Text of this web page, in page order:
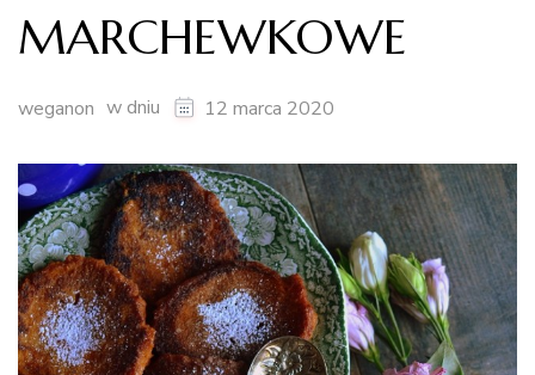
MARCHEWKOWE
weganon w dniu 12 marca 2020